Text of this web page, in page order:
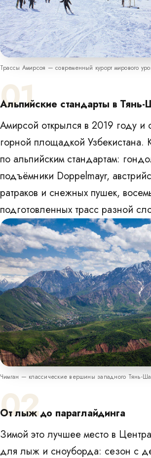
Трассы Амирсоя — современный курорт мирового
01
Альпийские стандарты в
Амирсой открылся в 2019 году и
горной площадкой Узбекистана.
по альпийским стандартам:
подъёмники Doppelmayr,
ратраков и снежных пушек,
подготовленных трасс разной
Чимган — классические вершины западного Тянь-
02
От лыж до параглайдинга
Зимой это лучшее место в
для лыж и сноуборда: сезон с